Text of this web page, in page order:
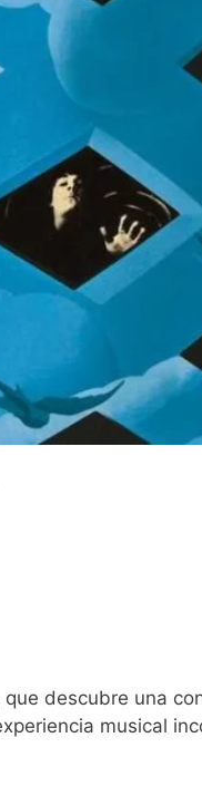
descubre una
musical